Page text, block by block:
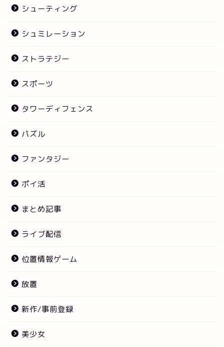
シューティング
シュミレーション
ストラテジー
スポーツ
タワーディフェンス
パズル
ファンタジー
ポイ活
まとめ記事
ライブ配信
位置情報ゲーム
放置
新作/事前登録
美少女